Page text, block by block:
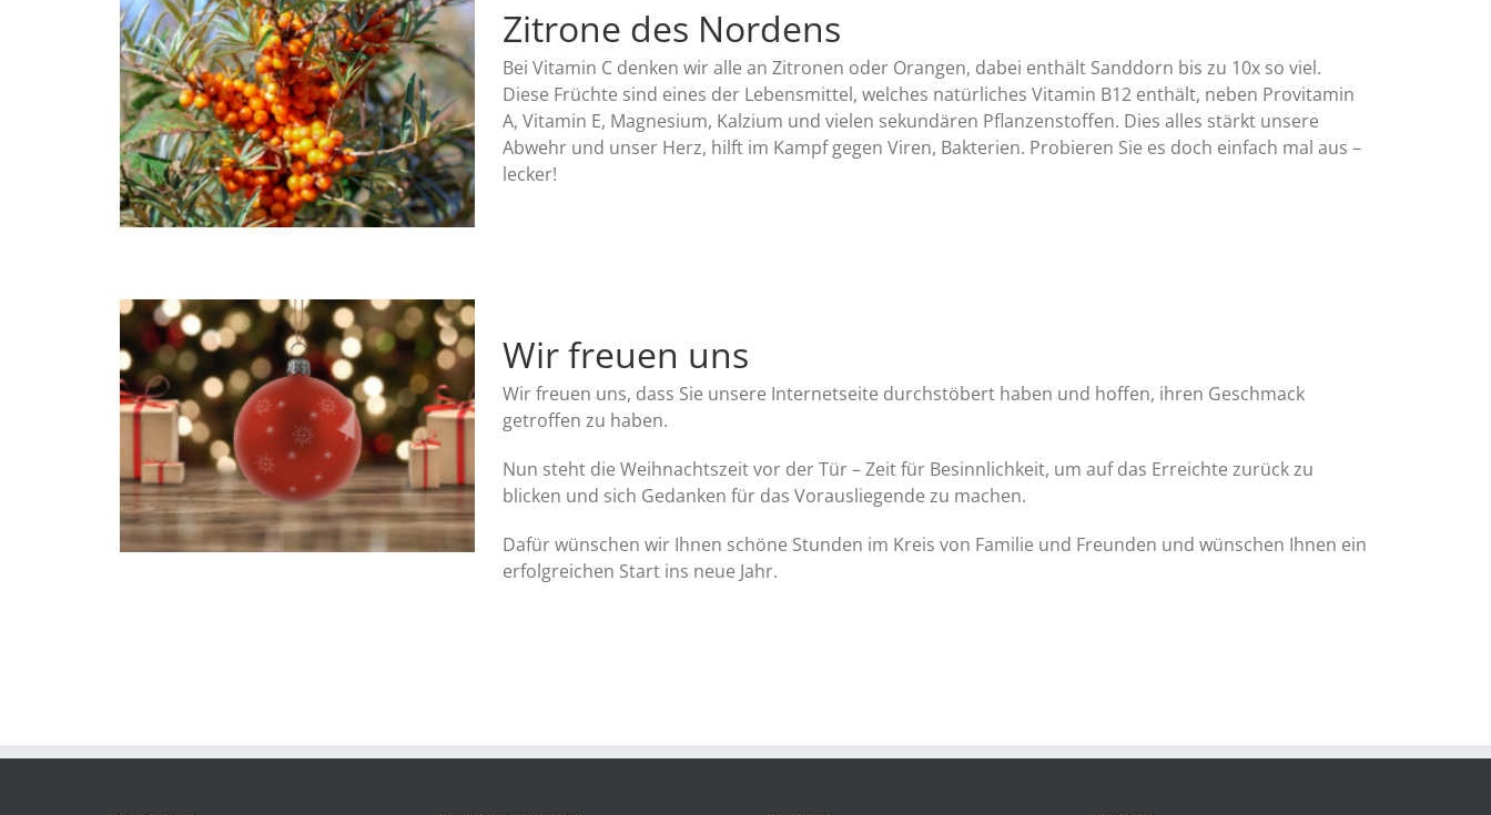
Zitrone des Nordens
Bei Vitamin C denken wir alle an Zitronen oder Orangen, dabei enthält Sanddorn bis zu 10x so viel.
Diese Früchte sind eines der Lebensmittel, welches natürliches Vitamin B12 enthält, neben Provitamin
A, Vitamin E, Magnesium, Kalzium und vielen sekundären Pflanzenstoffen. Dies alles stärkt unsere
Abwehr und unser Herz, hilft im Kampf gegen Viren, Bakterien. Probieren Sie es doch einfach mal aus –
lecker!
Wir freuen uns
Wir freuen uns, dass Sie unsere Internetseite durchstöbert haben und hoffen, ihren Geschmack
getroffen zu haben.
Nun steht die Weihnachtszeit vor der Tür – Zeit für Besinnlichkeit, um auf das Erreichte zurück zu
blicken und sich Gedanken für das Vorausliegende zu machen.
Dafür wünschen wir Ihnen schöne Stunden im Kreis von Familie und Freunden und wünschen Ihnen ein
erfolgreichen Start ins neue Jahr.